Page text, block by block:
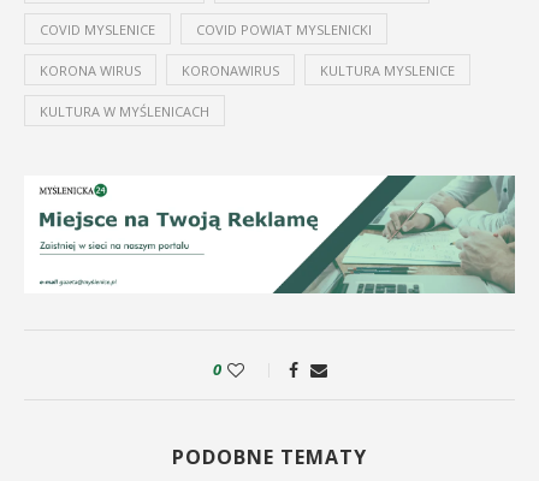
COVID MYSLENICE COVID POWIAT MYSLENICKI
KORONA WIRUS KORONAWIRUS KULTURA MYSLENICE
KULTURA W MYŚLENICACH
0
PODOBNE TEMATY